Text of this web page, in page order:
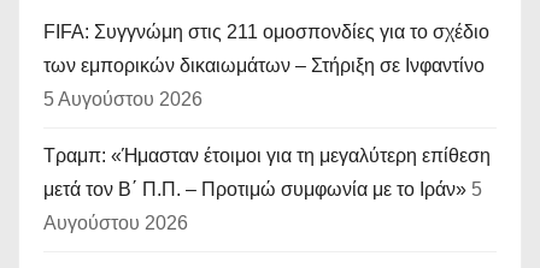
FIFA: Συγγνώμη στις 211 ομοσπονδίες για το σχέδιο
των εμπορικών δικαιωμάτων – Στήριξη σε Ινφαντίνο
5 Αυγούστου 2026
Τραμπ: «Ήμασταν έτοιμοι για τη μεγαλύτερη επίθεση
μετά τον Β΄ Π.Π. – Προτιμώ συμφωνία με το Ιράν» 5
Αυγούστου 2026